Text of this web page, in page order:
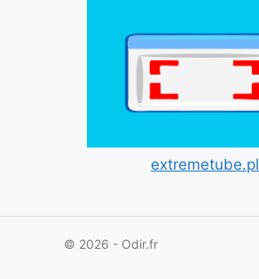
extremetube.pl
© 2026 - Odir.fr